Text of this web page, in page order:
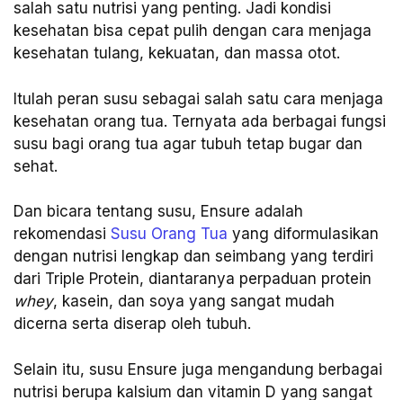
salah satu nutrisi yang penting. Jadi kondisi
kesehatan bisa cepat pulih dengan cara menjaga
kesehatan tulang, kekuatan, dan massa otot.
Itulah peran susu sebagai salah satu cara menjaga
kesehatan orang tua. Ternyata ada berbagai fungsi
susu bagi orang tua agar tubuh tetap bugar dan
sehat.
Dan bicara tentang susu, Ensure adalah
rekomendasi Susu Orang Tua yang diformulasikan
dengan nutrisi lengkap dan seimbang yang terdiri
dari Triple Protein, diantaranya perpaduan protein
whey, kasein, dan soya yang sangat mudah
dicerna serta diserap oleh tubuh.
Selain itu, susu Ensure juga mengandung berbagai
nutrisi berupa kalsium dan vitamin D yang sangat